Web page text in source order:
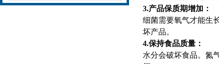
3.产品保质期增加：
细菌需要氧气才能生
坏产品。
4.保持食品质量：
水分会破坏食品。氮